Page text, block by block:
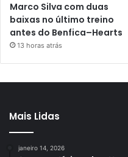
Marco Silva com duas
baixas no último treino
antes do Benfica–Hearts
13 horas atrás
Mais Lidas
janeiro 14, 2026